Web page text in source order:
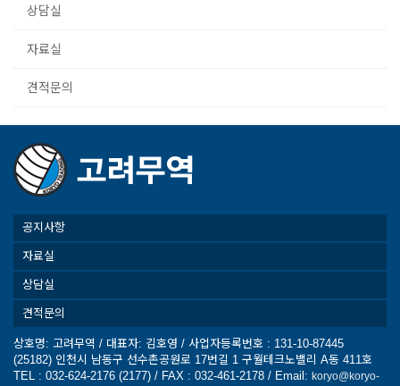
상담실
자료실
견적문의
공지사항
자료실
상담실
견적문의
상호명: 고려무역 / 대표자: 김호영 / 사업자등록번호 : 131-10-87445
(25182) 인천시 남동구 선수촌공원로 17번길 1 구월테크노밸리 A동 411호
TEL : 032-624-2176 (2177) / FAX : 032-461-2178 / Email: koryo@koryo-